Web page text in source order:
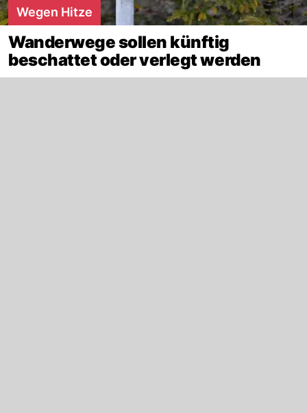
Wegen Hitze
Wanderwege sollen künftig
beschattet oder verlegt werden